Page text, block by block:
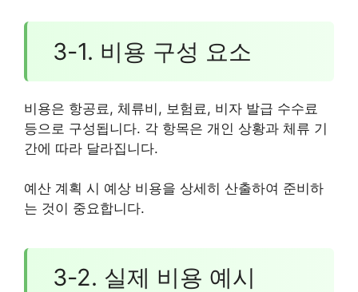
3-1. 비용 구성 요소
비용은 항공료, 체류비, 보험료, 비자 발급 수수료
등으로 구성됩니다. 각 항목은 개인 상황과 체류 기
간에 따라 달라집니다.
예산 계획 시 예상 비용을 상세히 산출하여 준비하
는 것이 중요합니다.
3-2. 실제 비용 예시